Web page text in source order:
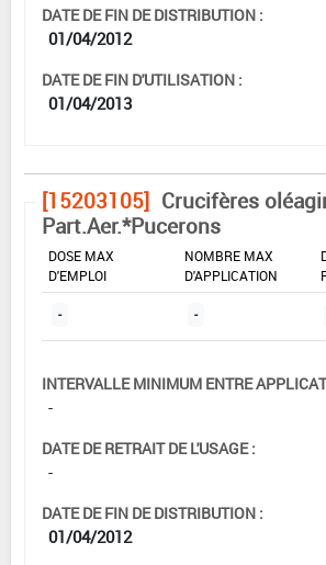
DATE DE FIN DE DISTRIBUTION :
01/04/2012
DATE DE FIN D'UTILISATION :
01/04/2013
[15203105] Crucifères
Part.Aer.*Pucerons
DOSE MAX
D'EMPLOI
NOMBRE MAX
D'APPLICATION
- -
INTERVALLE MINIMUM ENTRE
-
DATE DE RETRAIT DE L'USAGE :
-
DATE DE FIN DE DISTRIBUTION :
01/04/2012